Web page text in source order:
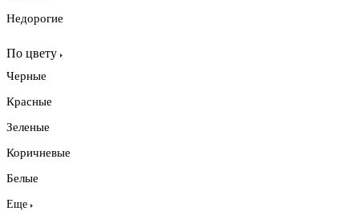
Недорогие
По цвету
Черные
Красные
Зеленые
Коричневые
Белые
Еще